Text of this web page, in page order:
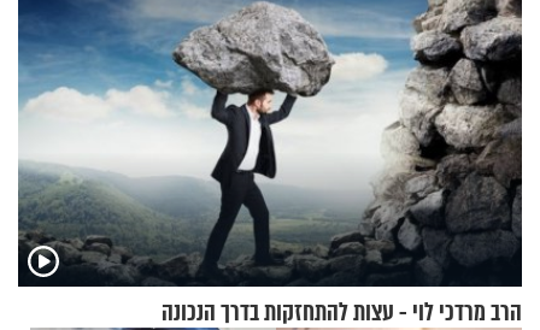
הרב מרדכי לוי - עצות להתחזקות בדרך הנכונה